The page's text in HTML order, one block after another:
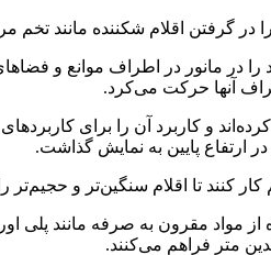
را در گرفتن اقلام شکننده
را در مانور در اطراف موانع و
آنها حرکت می‌کرد.
و کاربرد آن را برای
ارتفاع پایین به نمایش گذاشت.
کار کنند تا اقلام سنگین‌تر و
مواد مقرون به صرفه مانند پلی
متر فراهم می‌کنند.